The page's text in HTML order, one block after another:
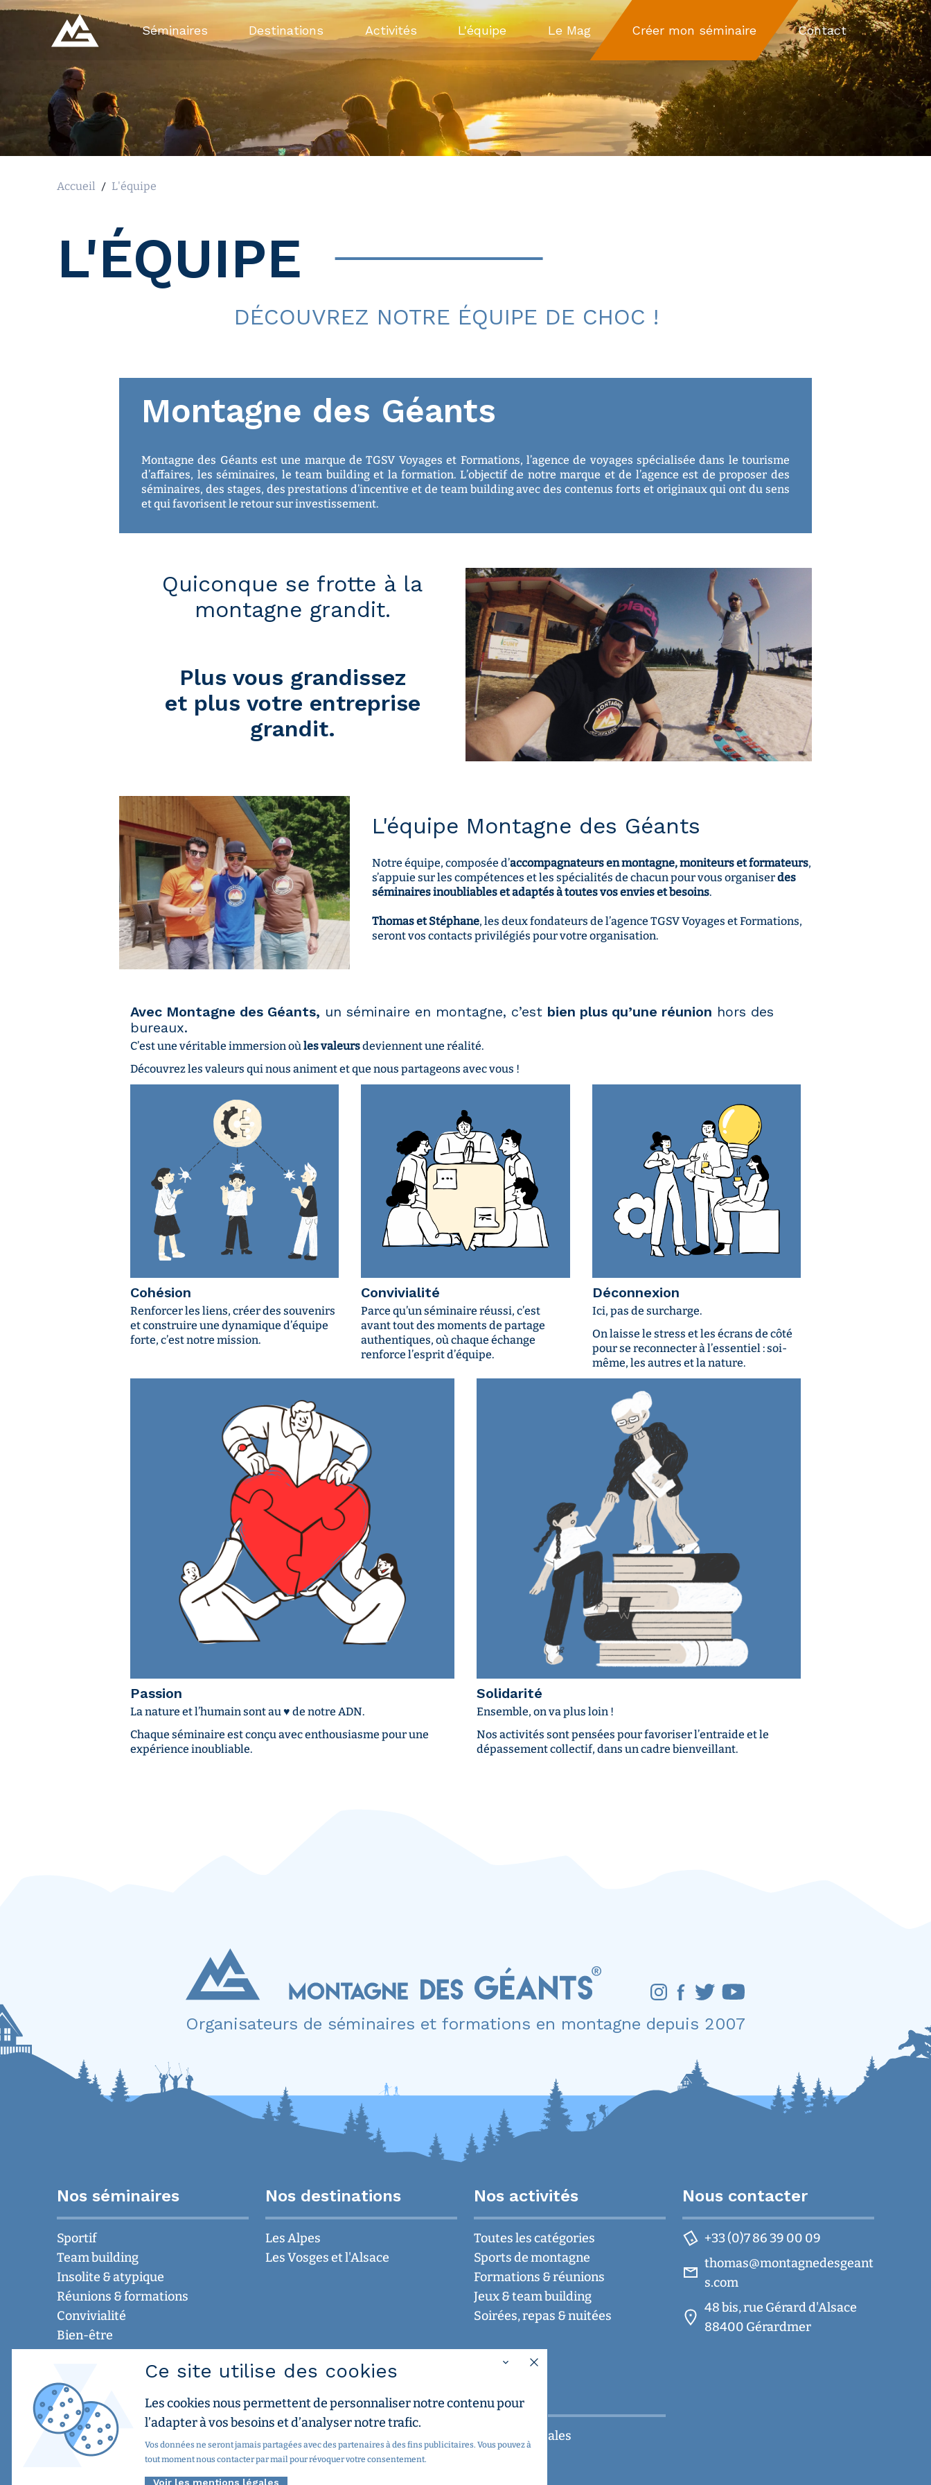
Séminaires Destinations Activités L'équipe Le Mag Créer mon séminaire Contact
Accueil / L'équipe
L'ÉQUIPE
DÉCOUVREZ NOTRE ÉQUIPE DE CHOC !
Montagne des Géants
Montagne des Géants est une marque de TGSV Voyages et Formations, l’agence de voyages spécialisée dans le tourisme
d’affaires, les séminaires, le team building et la formation. L’objectif de notre marque et de l’agence est de proposer des
séminaires, des stages, des prestations d’incentive et de team building avec des contenus forts et originaux qui ont du sens
et qui favorisent le retour sur investissement.
Quiconque se frotte à la
montagne grandit.
Plus vous grandissez
et plus votre entreprise
grandit.
L'équipe Montagne des Géants
Notre équipe, composée d’accompagnateurs en montagne, moniteurs et formateurs,
s’appuie sur les compétences et les spécialités de chacun pour vous organiserdes
séminaires inoubliables et adaptés à toutes vos envies et besoins.
Thomas et Stéphane, les deux fondateurs de l’agence TGSV Voyages et Formations,
seront vos contacts privilégiés pour votre organisation.
Avec Montagne des Géants, un séminaire en montagne, c’est bien plus qu’une réunion hors des
bureaux.
C’est une véritable immersion où les valeursdeviennent une réalité.
Découvrez les valeurs qui nous animent et que nous partageons avec vous !
Cohésion
Renforcer les liens, créer des souvenirs
et construire une dynamique d’équipe
forte, c’est notre mission.
Convivialité
Parce qu’un séminaire réussi, c’est
avant tout des moments de partage
authentiques, où chaque échange
renforce l’esprit d’équipe.
Déconnexion
Ici, pas de surcharge.
On laisse le stress et les écrans de côté
pour se reconnecter à l’essentiel : soi-
même, les autres et la nature.
Passion
La nature et l’humain sont au ♥️ de notre ADN.
Chaque séminaire est conçu avec enthousiasme pour une
expérience inoubliable.
Solidarité
Ensemble, on va plus loin !
Nos activités sont pensées pour favoriser l’entraide et le
dépassement collectif, dans un cadre bienveillant.
Organisateurs de séminaires et formations en montagne depuis 2007
Nos séminaires
Sportif
Team building
Insolite & atypique
Réunions & formations
Convivialité
Bien-être
Nos destinations
Les Alpes
Les Vosges et l'Alsace
Nos activités
Toutes les catégories
Sports de montagne
Formations & réunions
Jeux & team building
Soirées, repas & nuitées
Nous contacter
+33 (0)7 86 39 00 09
thomas@montagnedesgeant
s.com
48 bis, rue Gérard d'Alsace
88400 Gérardmer
Montagne des Géants
Accueil
Mentions légales
Découvrir les activités
Le Mag des Géants
Créer mon séminaire
Nos partenaires et amis
Ce site utilise des cookies
Les cookies nous permettent de personnaliser notre contenu pour
l’adapter à vos besoins et d’analyser notre trafic.
Vos données ne seront jamais partagées avec des partenaires à des fins publicitaires. Vous pouvez à
tout moment nous contacter par mail pour révoquer votre consentement.
Voir les mentions légales